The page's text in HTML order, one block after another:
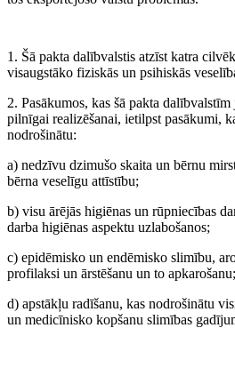
1. Šā pakta dalībvalstis atzīst katra
visaugstāko fiziskās un psihiskās
2. Pasākumos, kas šā pakta
pilnīgai realizēšanai, ietilpst pasākumi,
nodrošinātu:
a) nedzīvu dzimušo skaita un bērnu
bērna veselīgu attīstību;
b) visu ārējās higiēnas un rūpniecības
darba higiēnas aspektu uzlabošanos;
c) epidēmisko un endēmisko slimību,
profilaksi un ārstēšanu un to apkarošanu;
d) apstākļu radīšanu, kas nodrošinātu
un medicīnisko kopšanu slimības